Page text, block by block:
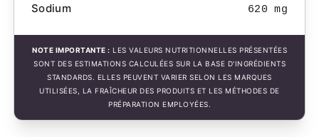
Sodium 620 mg
NOTE IMPORTANTE : LES VALEURS NUTRITIONNELLES PRÉSENTÉES
SONT DES ESTIMATIONS CALCULÉES SUR LA BASE D'INGRÉDIENTS
STANDARDS. ELLES PEUVENT VARIER SELON LES MARQUES
UTILISÉES, LA FRAÎCHEUR DES PRODUITS ET LES MÉTHODES DE
PRÉPARATION EMPLOYÉES.